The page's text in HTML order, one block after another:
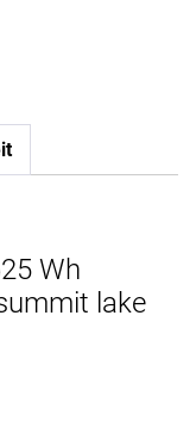
Wh
lake